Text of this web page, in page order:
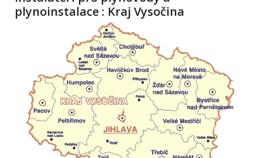
plynoinstalace : Kraj Vysočina